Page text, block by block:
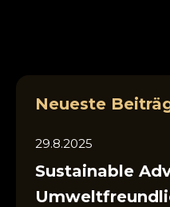
Neueste
29.8.2025
Sustainable